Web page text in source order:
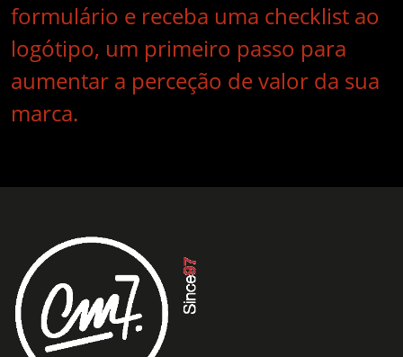
formulário e receba uma checklist ao
logótipo, um primeiro passo para
aumentar a perceção de valor da sua
marca.